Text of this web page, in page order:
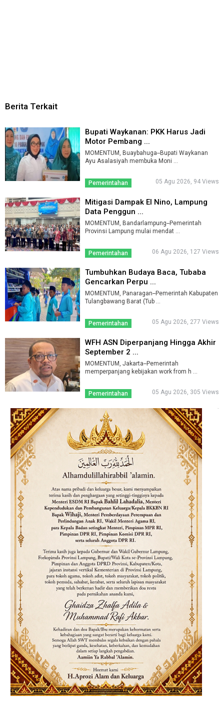
Berita Terkait
Bupati Waykanan: PKK Harus Jadi
Motor Pembang ...
MOMENTUM, Buaybahuga--Bupati Waykanan
Ayu Asalasiyah membuka Moni ...
Pemerintahan 05 Agu 2026, 94 Views
Mitigasi Dampak El Nino, Lampung
Data Penggun ...
MOMENTUM, Bandarlampung--Pemerintah
Provinsi Lampung mulai mendat ...
Pemerintahan 06 Agu 2026, 127 Views
Tumbuhkan Budaya Baca, Tubaba
Gencarkan Perpu ...
MOMENTUM, Panaragan--Pemerintah Kabupaten
Tulangbawang Barat (Tub ...
Pemerintahan 05 Agu 2026, 277 Views
WFH ASN Diperpanjang Hingga Akhir
September 2 ...
MOMENTUM, Jakarta--Pemerintah
memperpanjang kebijakan work from h ...
Pemerintahan 05 Agu 2026, 305 Views